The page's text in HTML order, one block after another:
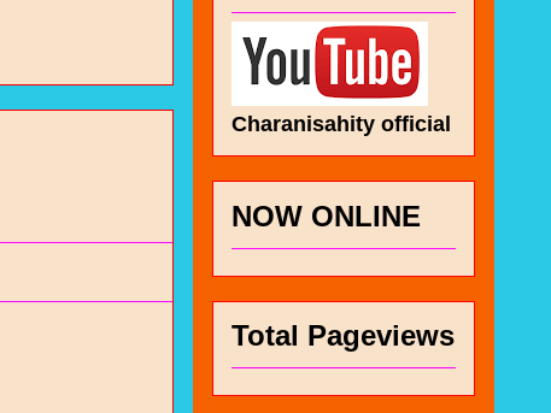
Charanisahity official
NOW ONLINE
Total Pageviews